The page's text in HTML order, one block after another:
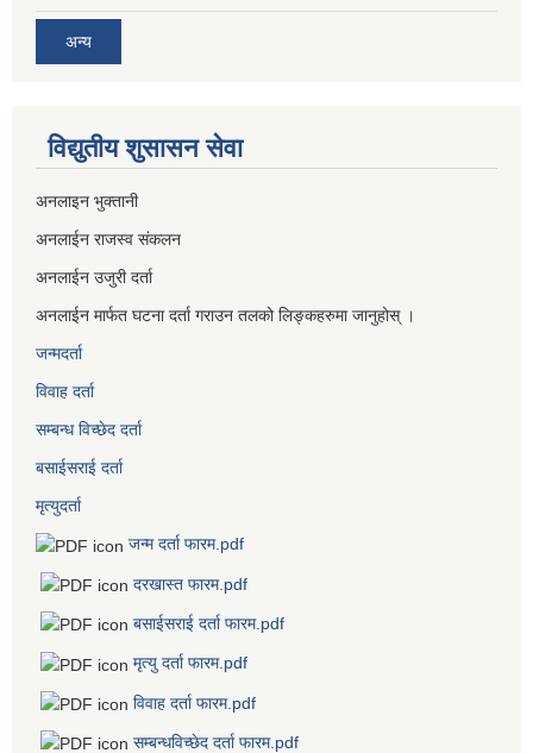
अन्य
विद्युतीय शुसासन सेवा
अनलाइन भुक्तानी
अनलाईन राजस्व संकलन
अनलाईन उजुरी दर्ता
अनलाईन मार्फत घटना दर्ता गराउन तलको लिङ्कहरुमा जानुहोस् ।
जन्मदर्ता
विवाह दर्ता
सम्बन्ध विच्छेद दर्ता
बसाईसराई दर्ता
मृत्युदर्ता
जन्म दर्ता फारम.pdf
दरखास्त फारम.pdf
बसाईसराई दर्ता फारम.pdf
मृत्यु दर्ता फारम.pdf
विवाह दर्ता फारम.pdf
सम्बन्धविच्छेद दर्ता फारम.pdf